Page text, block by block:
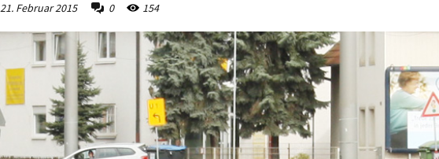
21. Februar 2015
0 154